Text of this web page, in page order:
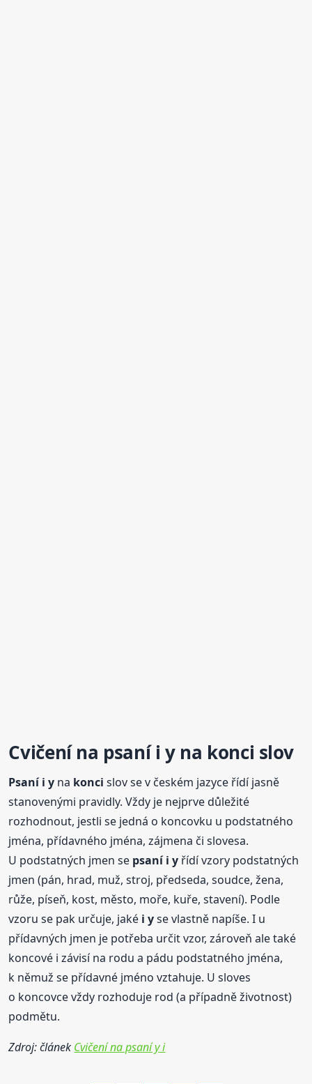
Cvičení na psaní i yna konci slov
Psaní i y na konci slov se v českém jazyce řídí jasně
stanovenými pravidly. Vždy je nejprve důležité
rozhodnout, jestli se jedná o koncovku u podstatného
jména, přídavného jména, zájmena či slovesa.
U podstatných jmen se psaní i y řídí vzory podstatných
jmen (pán, hrad, muž, stroj, předseda, soudce, žena,
růže, píseň, kost, město, moře, kuře, stavení). Podle
vzoru se pak určuje, jaké i yse vlastně napíše. I u
přídavných jmen je potřeba určit vzor, zároveň ale také
koncové i závisí na rodu a pádu podstatného jména,
k němuž se přídavné jméno vztahuje. U sloves
o koncovce vždy rozhoduje rod (a případně životnost)
podmětu.
Zdroj: článek Cvičení na psaní y i